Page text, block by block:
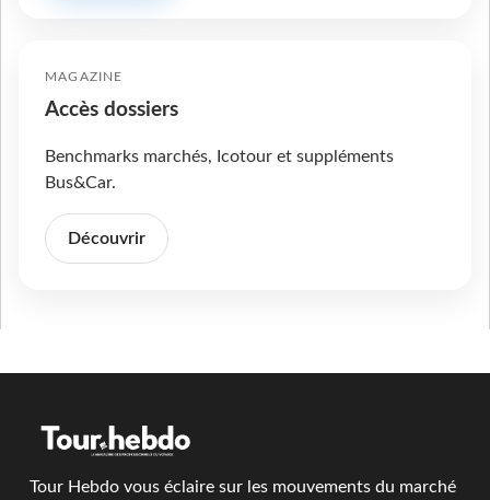
MAGAZINE
Accès dossiers
Benchmarks marchés, Icotour et suppléments
Bus&Car.
Découvrir
Tour Hebdo vous éclaire sur les mouvements du marché